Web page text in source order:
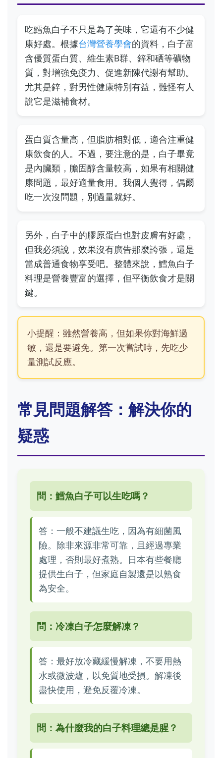
吃鱈魚白子不只是為了美味，它還有不少健
康好處。根據台灣營養學會的資料，白子富
含優質蛋白質、維生素B群、鋅和硒等礦物
質，對增強免疫力、促進新陳代謝有幫助。
尤其是鋅，對男性健康特別有益，難怪有人
說它是滋補食材。
蛋白質含量高，但脂肪相對低，適合注重健
康飲食的人。不過，要注意的是，白子畢竟
是內臟類，膽固醇含量較高，如果有相關健
康問題，最好適量食用。我個人覺得，偶爾
吃一次沒問題，別過量就好。
另外，白子中的膠原蛋白也對皮膚有好處，
但我必須說，效果沒有廣告那麼誇張，還是
當成普通食物享受吧。整體來說，鱈魚白子
料理是營養豐富的選擇，但平衡飲食才是關
鍵。
小提醒：雖然營養高，但如果你對海鮮過
敏，還是要避免。第一次嘗試時，先吃少
量測試反應。
常見問題解答：解決你的
疑惑
問：鱈魚白子可以生吃嗎？
答：一般不建議生吃，因為有細菌風
險。除非來源非常可靠，且經過專業
處理，否則最好煮熟。日本有些餐廳
提供生白子，但家庭自製還是以熟食
為安全。
問：冷凍白子怎麼解凍？
答：最好放冷藏緩慢解凍，不要用熱
水或微波爐，以免質地受損。解凍後
盡快使用，避免反覆冷凍。
問：為什麼我的白子料理總是腥？